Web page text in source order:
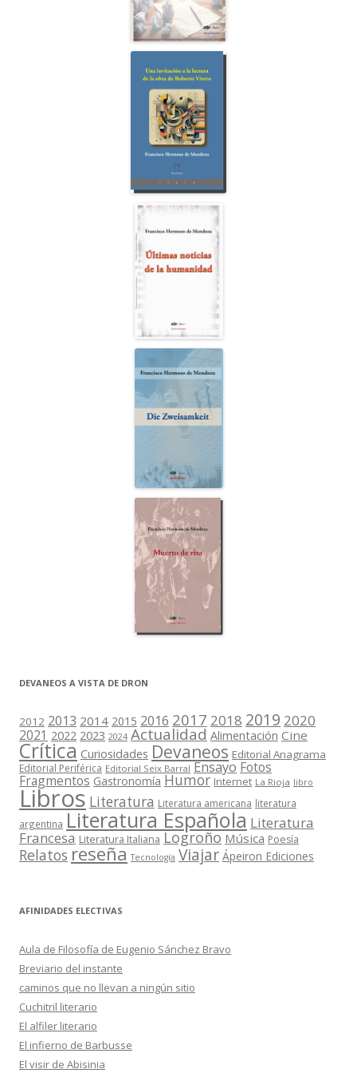
DEVANEOS A VISTA DE DRON
2012 2013 2014 2015 2016 2017 2018 2019 2020
2021 2022 2023 2024 Actualidad Alimentación Cine
Crítica Curiosidades Devaneos Editorial Anagrama
Editorial Periférica Editorial Seix Barral Ensayo Fotos
Fragmentos Gastronomía Humor Internet La Rioja libro
Libros Literatura Literatura americana literatura
argentina Literatura Española Literatura
Francesa Literatura Italiana Logroño Música Poesía
Relatos reseña Tecnología Viajar Ápeiron Ediciones
AFINIDADES ELECTIVAS
Aula de Filosofía de Eugenio Sánchez Bravo
Breviario del instante
caminos que no llevan a ningún sitio
Cuchitril literario
El alfiler literario
El infierno de Barbusse
El visir de Abisinia